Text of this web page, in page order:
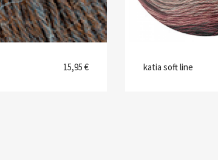
15,95 € katia soft line